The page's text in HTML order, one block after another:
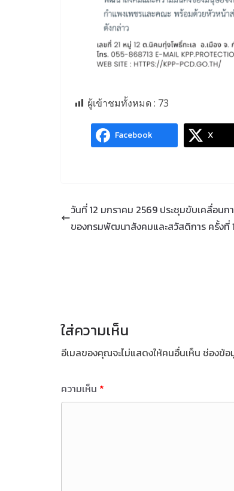
ผู้เข้าชมทั้งหมด : 73
Facebook X
วันที่ 12 มกราคม 2569 ประชุมขับเคลื่อนก
ของกรมพัฒนาสังคมและสวัสดิการ ครั้งที่
ใส่ความเห็น
อีเมลของคุณจะไม่แสดงให้คนอื่นเห็น ช่องข้อ
ความเห็น *